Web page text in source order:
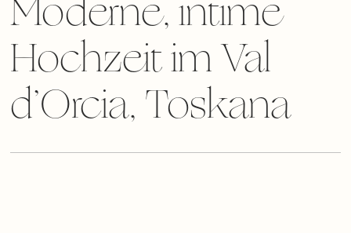
Moderne, intime
Hochzeit im Val
d’Orcia, Toskana